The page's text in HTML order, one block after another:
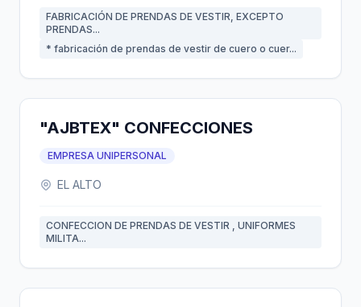
FABRICACIÓN DE PRENDAS DE VESTIR, EXCEPTO
PRENDAS...
* fabricación de prendas de vestir de cuero o cuer...
"AJBTEX" CONFECCIONES
EMPRESA UNIPERSONAL
EL ALTO
CONFECCION DE PRENDAS DE VESTIR , UNIFORMES
MILITA...